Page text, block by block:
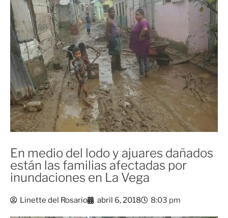
En medio del lodo y ajuares dañados
están las familias afectadas por
inundaciones en La Vega
Linette del Rosario abril 6, 2018 8:03 pm